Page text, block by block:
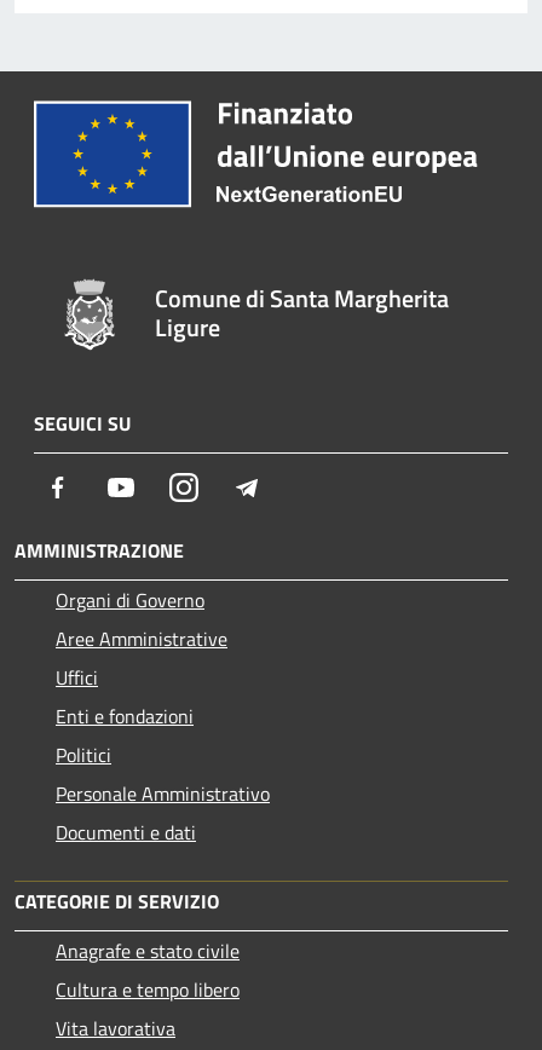
Comune di Santa Margherita
Ligure
SEGUICI SU
Facebook YoutubeInstagram
AMMINISTRAZIONE
Organi di Governo
Aree Amministrative
Uffici
Enti e fondazioni
Politici
Personale Amministrativo
Documenti e dati
CATEGORIE DI SERVIZIO
Anagrafe e stato civile
Cultura e tempo libero
Vita lavorativa